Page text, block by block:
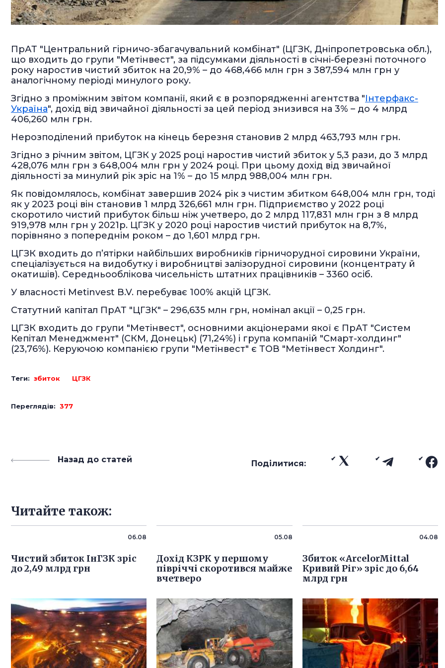
ПрАТ "Центральний гірничо-збагачувальний комбінат" (ЦГЗК, Дніпропетровська обл.),
що входить до групи "Метінвест", за підсумками діяльності в січні-березні поточного
року наростив чистий збиток на 20,9% – до 468,466 млн грн з 387,594 млн грн у
аналогічному періоді минулого року.
Згідно з проміжним звітом компанії, який є в розпорядженні агентства "Інтерфакс-
Україна", дохід від звичайної діяльності за цей період знизився на 3% – до 4 млрд
406,260 млн грн.
Нерозподілений прибуток на кінець березня становив 2 млрд 463,793 млн грн.
Згідно з річним звітом, ЦГЗК у 2025 році наростив чистий збиток у 5,3 рази, до 3 млрд
428,076 млн грн з 648,004 млн грн у 2024 році. При цьому дохід від звичайної
діяльності за минулий рік зріс на 1% – до 15 млрд 988,004 млн грн.
Як повідомлялось, комбінат завершив 2024 рік з чистим збитком 648,004 млн грн, тоді
як у 2023 році він становив 1 млрд 326,661 млн грн. Підприємство у 2022 році
скоротило чистий прибуток більш ніж учетверо, до 2 млрд 117,831 млн грн з 8 млрд
919,978 млн грн у 2021р. ЦГЗК у 2020 році наростив чистий прибуток на 8,7%,
порівняно з попереднім роком – до 1,601 млрд грн.
ЦГЗК входить до п’ятірки найбільших виробників гірничорудної сировини України,
спеціалізується на видобутку і виробництві залізорудної сировини (концентрату й
окатишів). Середньооблікова чисельність штатних працівників – 3360 осіб.
У власності Metіnvest B.V. перебуває 100% акцій ЦГЗК.
Статутний капітал ПрАТ "ЦГЗК" – 296,635 млн грн, номінал акції – 0,25 грн.
ЦГЗК входить до групи "Метінвест", основними акціонерами якої є ПрАТ "Систем
Кепітал Менеджмент" (СКМ, Донецьк) (71,24%) і група компаній "Смарт-холдинг"
(23,76%). Керуючою компанією групи "Метінвест" є ТОВ "Метінвест Холдинг".
Теги: збиток ЦГЗК
Переглядів: 377
Назад до статей Поділитися:
Читайте також:
06.08
Чистий збиток ІнГЗК зріс
до 2,49 млрд грн
05.08
Дохід КЗРК у першому
півріччі скоротився майже
вчетверо
04.08
Збиток «ArcelorMittal
Кривий Ріг» зріс до 6,64
млрд грн